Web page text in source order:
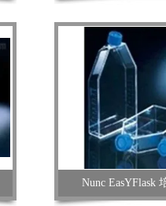
Nunc EasYFlask